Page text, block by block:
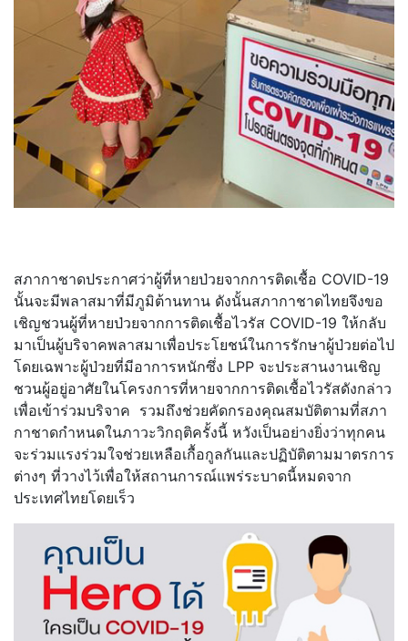
สภากาชาดประกาศว่าผู้ที่หายป่วยจากการติดเชื้อ COVID-19
นั้นจะมีพลาสมาที่มีภูมิต้านทาน ดังนั้นสภากาชาดไทยจึงขอ
เชิญชวนผู้ที่หายป่วยจากการติดเชื้อไวรัส COVID-19 ให้กลับ
มาเป็นผู้บริจาคพลาสมาเพื่อประโยชน์ในการรักษาผู้ป่วยต่อไป
โดยเฉพาะผู้ป่วยที่มีอาการหนักซึ่ง LPP จะประสานงานเชิญ
ชวนผู้อยู่อาศัยในโครงการที่หายจากการติดเชื้อไวรัสดังกล่าว
เพื่อเข้าร่วมบริจาค รวมถึงช่วยคัดกรองคุณสมบัติตามที่สภา
กาชาดกำหนดในภาวะวิกฤติครั้งนี้ หวังเป็นอย่างยิ่งว่าทุกคน
จะร่วมแรงร่วมใจช่วยเหลือเกื้อกูลกันและปฏิบัติตามมาตรการ
ต่างๆ ที่วางไว้เพื่อให้สถานการณ์แพร่ระบาดนี้หมดจาก
ประเทศไทยโดยเร็ว